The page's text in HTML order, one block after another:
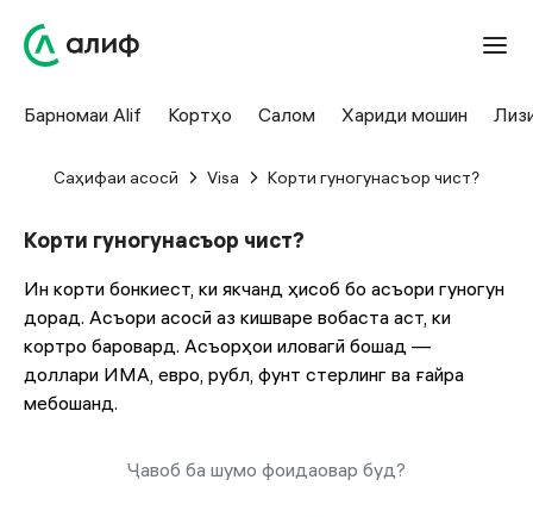
Барномаи Alif Кортҳо Салом Хариди мошин
Саҳифаи асосӣ Visa Корти гуногунасъор чист?
Корти гуногунасъор чист?
Ин корти бонкиест, ки якчанд ҳисоб бо асъори гуногун
дорад. Асъори асосӣ аз кишваре вобаста аст, ки
кортро баровард. Асъорҳои иловагӣ бошад —
доллари ИМА, евро, рубл, фунт стерлинг ва ғайра
мебошанд.
Ҷавоб ба шумо фоидаовар буд?